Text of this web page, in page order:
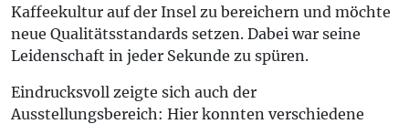
Kaffeekultur auf der Insel zu bereichern und möchte
neue Qualitätsstandards setzen. Dabei war seine
Leidenschaft in jeder Sekunde zu spüren.
Eindrucksvoll zeigte sich auch der
Ausstellungsbereich: Hier konnten verschiedene